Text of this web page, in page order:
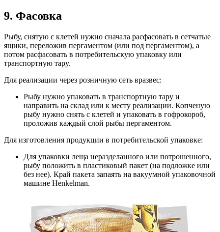
9. Фасовка
Рыбу, снятую с клетей нужно сначала расфасовать в сетчатые
ящики, переложив пергаментом (или под пергаментом), а
потом расфасовать в потребительскую упаковку или
транспортную тару.
Для реализации через розничную сеть вразвес:
Рыбу нужно упаковать в транспортную тару и
направить на склад или к месту реализации. Копченую
рыбу нужно снять с клетей и упаковать в гофрокороб,
проложив каждый слой рыбы пергаментом.
Для изготовления продукции в потребительской упаковке:
Для упаковки леща неразделанного или потрошенного,
рыбу положить в пластиковый пакет (на подложке или
без нее). Край пакета запаять на вакуумной упаковочной
машине Henkelman.